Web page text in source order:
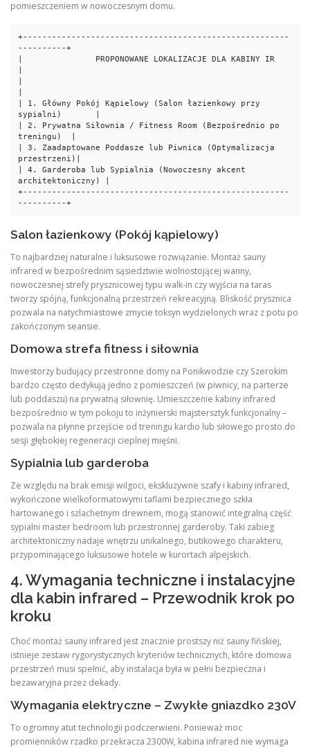
pomieszczeniem w nowoczesnym domu.
+-------------------------------------------------------
----------+
|               PROPONOWANE LOKALIZACJE DLA KABINY IR
| 1. Główny Pokój Kąpielowy (Salon łazienkowy przy
sypialni)       |
| 2. Prywatna Siłownia / Fitness Room (Bezpośrednio po
treningu)  |
| 3. Zaadaptowane Poddasze lub Piwnica (Optymalizacja
przestrzeni)|
| 4. Garderoba lub Sypialnia (Nowoczesny akcent
architektoniczny) |
+-------------------------------------------------------
Salon łazienkowy (Pokój kąpielowy)
To najbardziej naturalne i luksusowe rozwiązanie. Montaż sauny
infrared w bezpośrednim sąsiedztwie wolnostojącej wanny,
nowoczesnej strefy prysznicowej typu walk-in czy wyjścia na taras
tworzy spójną, funkcjonalną przestrzeń rekreacyjną. Bliskość prysznica
pozwala na natychmiastowe zmycie toksyn wydzielonych wraz z potu po
zakończonym seansie.
Domowa strefa fitness i siłownia
Inwestorzy budujący przestronne domy na Ponikwodzie czy Szerokim
bardzo często dedykują jedno z pomieszczeń (w piwnicy, na parterze
lub poddaszu) na prywatną siłownię. Umieszczenie kabiny infrared
bezpośrednio w tym pokoju to inżynierski majstersztyk funkcjonalny –
pozwala na płynne przejście od treningu kardio lub siłowego prosto do
sesji głębokiej regeneracji cieplnej mięśni.
Sypialnia lub garderoba
Ze względu na brak emisji wilgoci, ekskluzywne szafy i kabiny infrared,
wykończone wielkoformatowymi taflami bezpiecznego szkła
hartowanego i szlachetnym drewnem, mogą stanowić integralną część
sypialni master bedroom lub przestronnej garderoby. Taki zabieg
architektoniczny nadaje wnętrzu unikalnego, butikowego charakteru,
przypominającego luksusowe hotele w kurortach alpejskich.
4. Wymagania techniczne i instalacyjne
dla kabin infrared – Przewodnik krok po
kroku
Choć montaż sauny infrared jest znacznie prostszy niż sauny fińskiej,
istnieje zestaw rygorystycznych kryteriów technicznych, które domowa
przestrzeń musi spełnić, aby instalacja była w pełni bezpieczna i
bezawaryjna przez dekady.
Wymagania elektryczne – Zwykłe gniazdko 230V
To ogromny atut technologii podczerwieni. Ponieważ moc
promienników rzadko przekracza 2300W, kabina infrared nie wymaga